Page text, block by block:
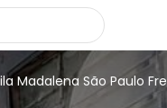
Madalena São Paulo